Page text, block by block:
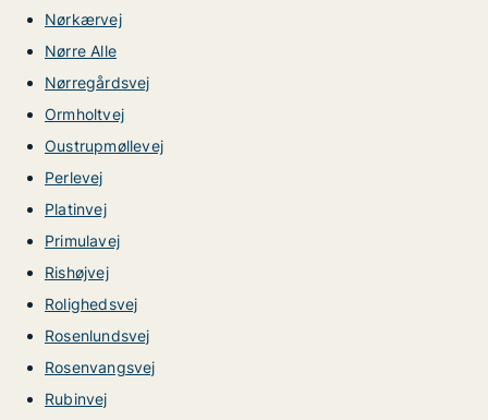
Nørkærvej
Nørre Alle
Nørregårdsvej
Ormholtvej
Oustrupmøllevej
Perlevej
Platinvej
Primulavej
Rishøjvej
Rolighedsvej
Rosenlundsvej
Rosenvangsvej
Rubinvej